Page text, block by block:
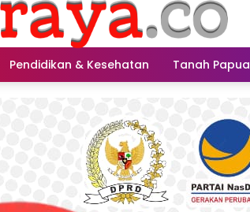
Pendidikan & Kesehatan Tanah Papua